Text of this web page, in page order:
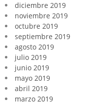
diciembre 2019
noviembre 2019
octubre 2019
septiembre 2019
agosto 2019
julio 2019
junio 2019
mayo 2019
abril 2019
marzo 2019